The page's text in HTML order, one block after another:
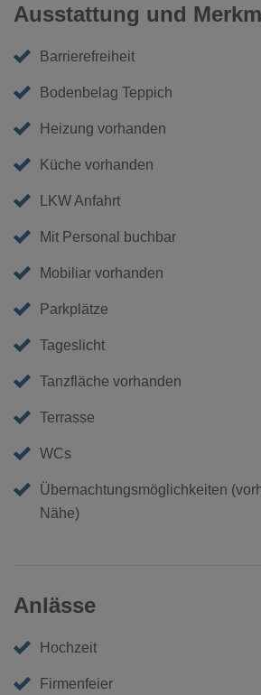
Ausstattung und
Barrierefreiheit
Bodenbelag Teppich
Heizung vorhanden
Küche vorhanden
LKW Anfahrt
Mit Personal buchbar
Mobiliar vorhanden
Parkplätze
Tageslicht
Tanzfläche vorhanden
Terrasse
WCs
Übernachtungsmöglichkeiten
Nähe)
Anlässe
Hochzeit
Firmenfeier